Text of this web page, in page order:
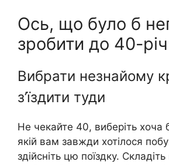
Ось, що було б
зробити до 40-
Вибрати незнайому
з’їздити туди
Не чекайте 40, виберіть хоча
якій вам завжди хотілося
здійсніть цю поїздку.